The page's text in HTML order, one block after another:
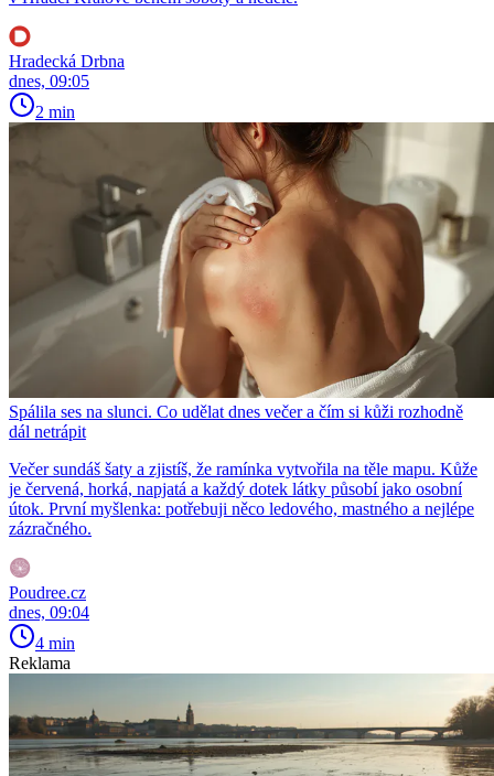
Hradecká Drbna
dnes, 09:05
2 min
Spálila ses na slunci. Co udělat dnes večer a čím si kůži rozhodně
dál netrápit
Večer sundáš šaty a zjistíš, že ramínka vytvořila na těle mapu. Kůže
je červená, horká, napjatá a každý dotek látky působí jako osobní
útok. První myšlenka: potřebuji něco ledového, mastného a nejlépe
zázračného.
Poudree.cz
dnes, 09:04
4 min
Reklama